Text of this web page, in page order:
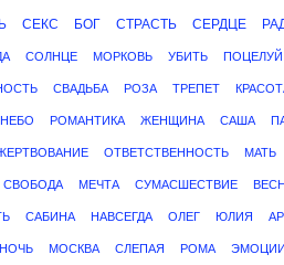
СЕКС БОГ СТРАСТЬ СЕРДЦЕ
СОЛНЦЕ МОРКОВЬ УБИТЬ ПОЦЕЛУЙ
СВАДЬБА РОЗА ТРЕПЕТ
НЕБО РОМАНТИКА ЖЕНЩИНА САША
ОТВЕТСТВЕННОСТЬ МАТЬ
СВОБОДА МЕЧТА СУМАСШЕСТВИЕ
САБИНА НАВСЕГДА ОЛЕГ ЮЛИЯ
НОЧЬ МОСКВА СЛЕПАЯ РОМА